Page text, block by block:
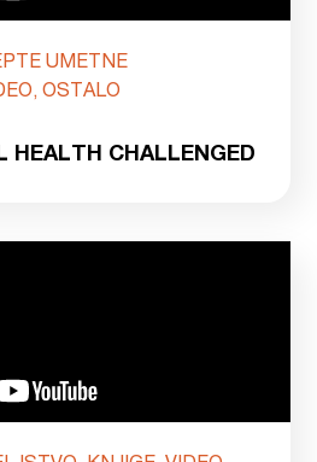
UMETNE
OSTALO
HEALTH CHALLENGED